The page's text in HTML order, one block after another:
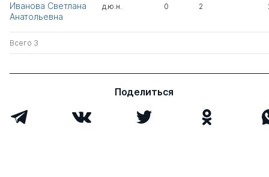
Иванова Светлана
Анатольевна
д.ю.н. 0 2
Всего 3
Поделиться